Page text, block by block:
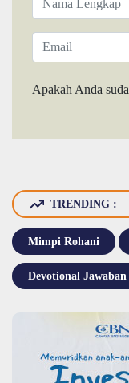
Apakah Anda
TRENDING :
Mimpi Rohani
Devotional Jawaban